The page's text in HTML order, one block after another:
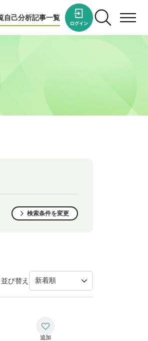
自己分析記事一覧
検索条件を変更
並び替え